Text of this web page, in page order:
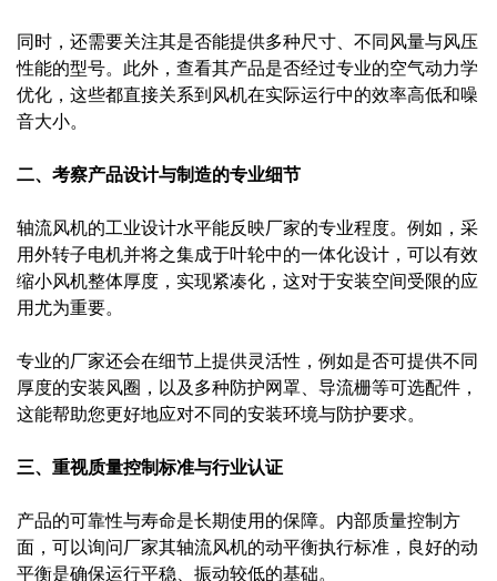
同时，还需要关注其是否能提供多种尺寸、不同风量与风压
性能的型号。此外，查看其产品是否经过专业的空气动力学
优化，这些都直接关系到风机在实际运行中的效率高低和噪
音大小。
二、考察产品设计与制造的专业细节
轴流风机的工业设计水平能反映厂家的专业程度。例如，采
用外转子电机并将之集成于叶轮中的一体化设计，可以有效
缩小风机整体厚度，实现紧凑化，这对于安装空间受限的应
用尤为重要。
专业的厂家还会在细节上提供灵活性，例如是否可提供不同
厚度的安装风圈，以及多种防护网罩、导流栅等可选配件，
这能帮助您更好地应对不同的安装环境与防护要求。
三、重视质量控制标准与行业认证
产品的可靠性与寿命是长期使用的保障。内部质量控制方
面，可以询问厂家其轴流风机的动平衡执行标准，良好的动
平衡是确保运行平稳、振动较低的基础。